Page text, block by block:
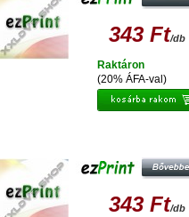
343 Ft/db
(20% ÁFA-val)
Raktáron
343 Ft/db